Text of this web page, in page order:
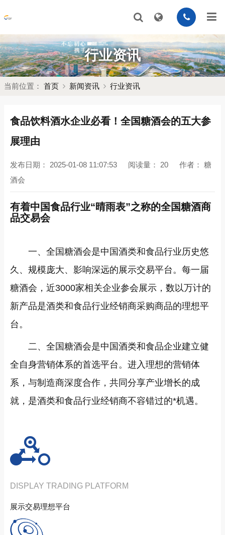
行业资讯
当前位置： 首页 新闻资讯 行业资讯
食品饮料酒水企业必看！全国糖酒会的五大参
展理由
发布日期： 2025-01-08 11:07:53 阅读量： 20 作者： 糖
酒会
有着中国食品行业“晴雨表”之称的全国糖酒商
品交易会
一、全国糖酒会是中国酒类和食品行业历史悠
久、规模庞大、影响深远的展示交易平台。每一届
糖酒会，近3000家相关企业参会展示，数以万计的
新产品是酒类和食品行业经销商采购商品的理想平
台。
二、全国糖酒会是中国酒类和食品企业建立健
全自身营销体系的首选平台。进入理想的营销体
系，与制造商深度合作，共同分享产业增长的成
就，是酒类和食品行业经销商不容错过的*机遇。
DISPLAY TRADING PLATFORM
展示交易理想平台